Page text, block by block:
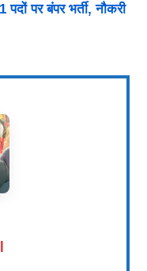
पर बंपर भर्ती, नौकरी